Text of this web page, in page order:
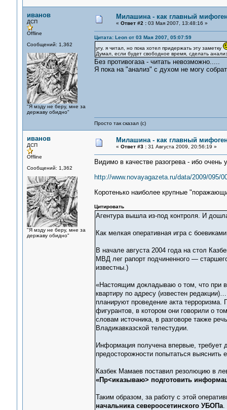
иванов
ДСП
Offline
Сообщений: 1,362
"Я мзду не беру, мне за
державу обидно"
Милашина - как главный
« Ответ #2 :03 Мая 2007, 13:48:16 »
Цитата: Leon от 03 Мая 2007, 05:07:59
угу. я читал, но пока хотел придержать эту заметку
Думал, если будет свободное время, сделать
Без противогаза - читать невозможно.....
Я пока на "анализ" с духом не могу
Просто так сказал (с)
иванов
ДСП
Offline
Сообщений: 1,362
"Я мзду не беру, мне за
державу обидно"
Милашина - как главный
« Ответ #3 :31 Августа 2009, 20:56:19 »
Видимо в качестве разогрева - ибо
http://www.novayagazeta.ru/data/2009/095/
Коротенько наиболее крупные
Цитировать
Агентура вышла из-под контроля. И
Как мелкая оперативная игра с
В начале августа 2004 года на стол
МВД лег рапорт подчиненного —
известны.)
«Настоящим докладываю о том, что при
квартиру по адресу (известен
планируют проведение акта
фигурантов, в котором они говорили о
словам источника, в разговоре также
Владикавказской телестудии.
Информация получена впервые, требует
предосторожности попытаться
Казбек Мамаев поставил резолюцию в
«Пр<иказываю> подготовить
Таким образом, за работу с этой
начальника североосетинского УБОПа.